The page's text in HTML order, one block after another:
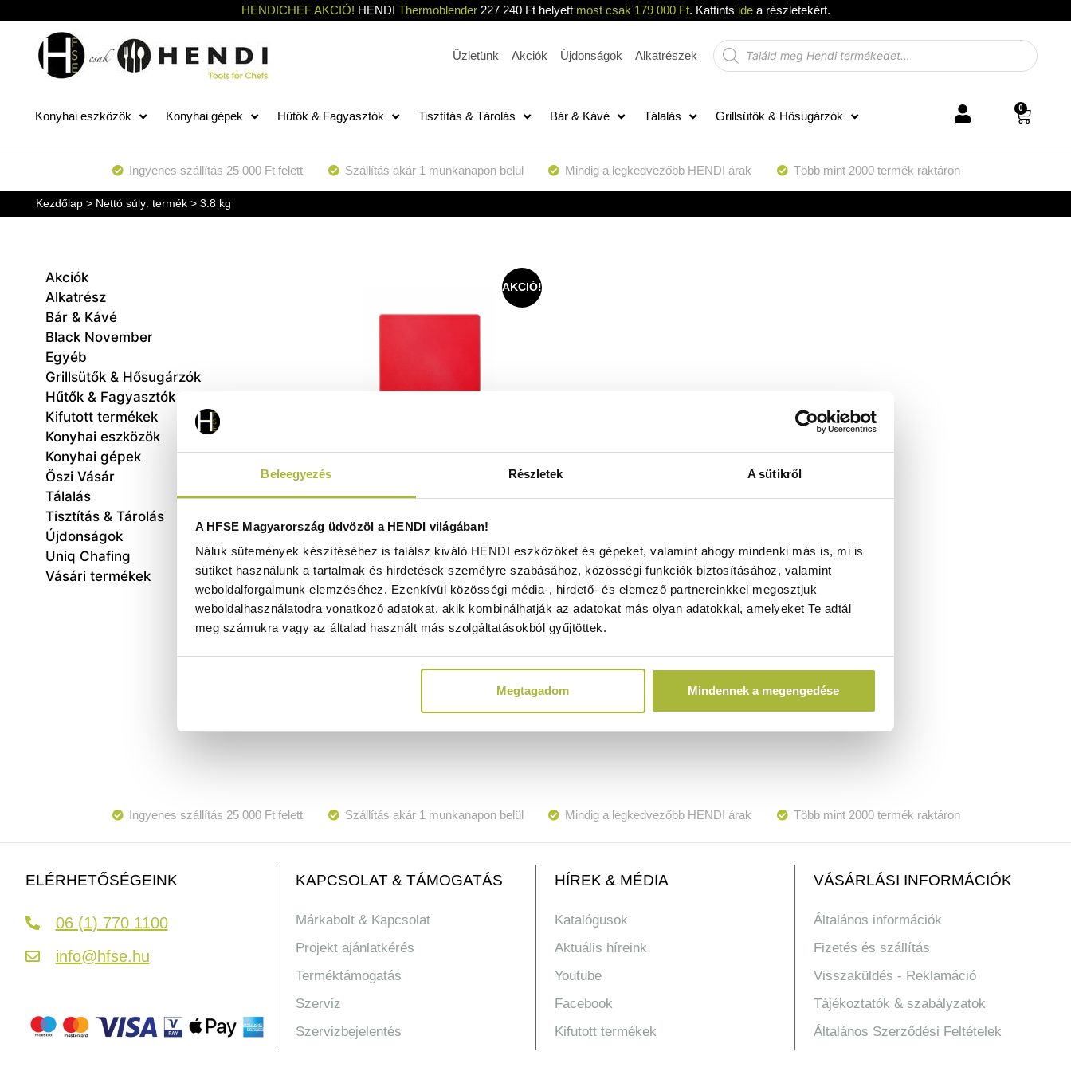
Beleegyezés Részletek A sütikről
A HFSE Magyarország üdvözöl a HENDI világában!
Náluk sütemények készítéséhez is találsz kiváló HENDI eszközöket és gépeket, valamint ahogy mindenki más is, mi is
sütiket használunk a tartalmak és hirdetések személyre szabásához, közösségi funkciók biztosításához, valamint
weboldalforgalmunk elemzéséhez. Ezenkívül közösségi média-, hirdető- és elemező partnereinkkel megosztjuk
weboldalhasználatodra vonatkozó adatokat, akik kombinálhatják az adatokat más olyan adatokkal, amelyeket Te adtál
meg számukra vagy az általad használt más szolgáltatásokból gyűjtöttek.
Megtagadom Mindennek a megengedése
HENDICHEF AKCIÓ! HENDI Thermoblender227 240 Ft helyett most csak 179 000 Ft. Kattints idea részletekért.
Üzletünk Akciók Újdonságok Alkatrészek
Konyhai eszközök Konyhai gépek Hűtők & Fagyasztók Tisztítás & Tárolás Bár & Kávé Tálalás Grillsütők & Hősugárzók
0
Ingyenes szállítás 25 000 Ft felett Szállítás akár 1 munkanapon belül Mindig a legkedvezőbb HENDI árak Több mint 2000 termék raktáron
Kezdőlap> Nettó súly: termék > 3.8 kg
Akciók
Alkatrész
Bár & Kávé
Black November
Egyéb
Grillsütők & Hősugárzók
Hűtők & Fagyasztók
Kifutott termékek
Konyhai eszközök
Konyhai gépek
Őszi Vásár
Tálalás
Tisztítás & Tárolás
Újdonságok
Uniq Chafing
Vásári termékek
AKCIÓ!
Vágódeszka HACCP 600×400 – Piros
– 590x395x(H)18 mm - HENDI 825617
12.000
9.449Ft+ ÁFA)
Ingyenes szállítás 25 000 Ft felett Szállítás akár 1 munkanapon belül Mindig a legkedvezőbb HENDI árak Több mint 2000 termék raktáron
ELÉRHETŐSÉGEINK
06 (1) 770 1100
info@hfse.hu
KAPCSOLAT & TÁMOGATÁS
Márkabolt & Kapcsolat
Projekt ajánlatkérés
Terméktámogatás
Szerviz
Szervizbejelentés
HÍREK & MÉDIA
Katalógusok
Aktuális híreink
Youtube
Facebook
Kifutott termékek
VÁSÁRLÁSI INFORMÁCIÓK
Általános információk
Fizetés és szállítás
Visszaküldés - Reklamáció
Tájékoztatók & szabályzatok
Általános Szerződési Feltételek